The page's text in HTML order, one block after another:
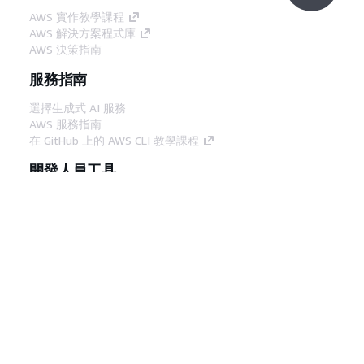
AWS 實作教學課程
AWS 解決方案程式庫
AWS 決策指南
服務指南
選擇生成式 AI 服務
AWS 服務指南
在 GitHub 上的 AWS CLI 教學課程
開發人員工具